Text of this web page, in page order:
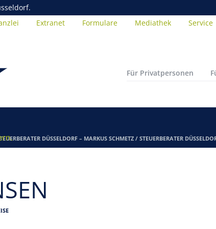
Extranet Formulare Mediathek Service
Für Privatpersonen
DÜSSELDORF – MARKUS SCHMETZ/ STEUERBERATER